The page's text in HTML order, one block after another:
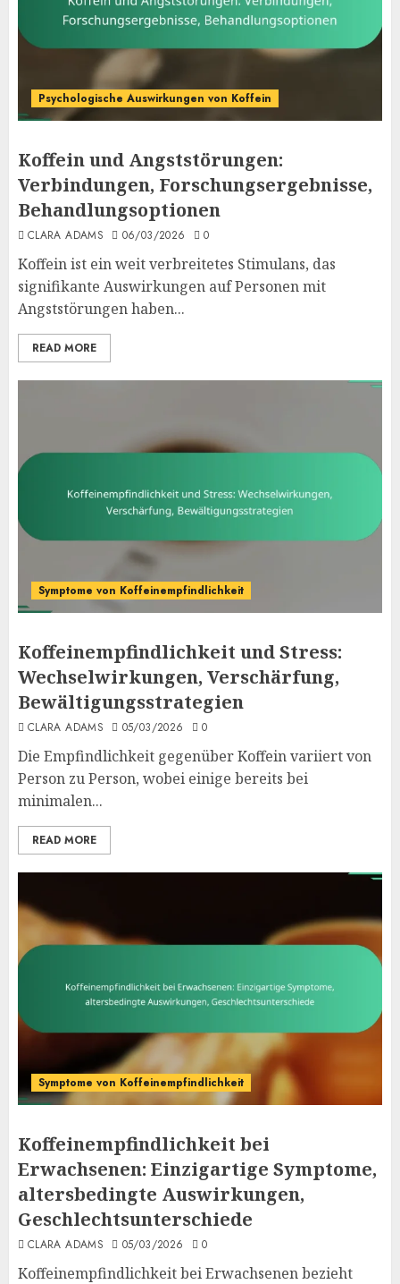
Psychologische Auswirkungen von Koffein
Koffein und Angststörungen:
Verbindungen, Forschungsergebnisse,
Behandlungsoptionen
CLARA ADAMS 06/03/2026 0
Koffein ist ein weit verbreitetes Stimulans, das
signifikante Auswirkungen auf Personen mit
Angststörungen haben...
READ MORE
Symptome von Koffeinempfindlichkeit
Koffeinempfindlichkeit und Stress:
Wechselwirkungen, Verschärfung,
Bewältigungsstrategien
CLARA ADAMS 05/03/2026 0
Die Empfindlichkeit gegenüber Koffein variiert von
Person zu Person, wobei einige bereits bei
minimalen...
READ MORE
Symptome von Koffeinempfindlichkeit
Koffeinempfindlichkeit bei
Erwachsenen: Einzigartige Symptome,
altersbedingte Auswirkungen,
Geschlechtsunterschiede
CLARA ADAMS 05/03/2026 0
Koffeinempfindlichkeit bei Erwachsenen bezieht